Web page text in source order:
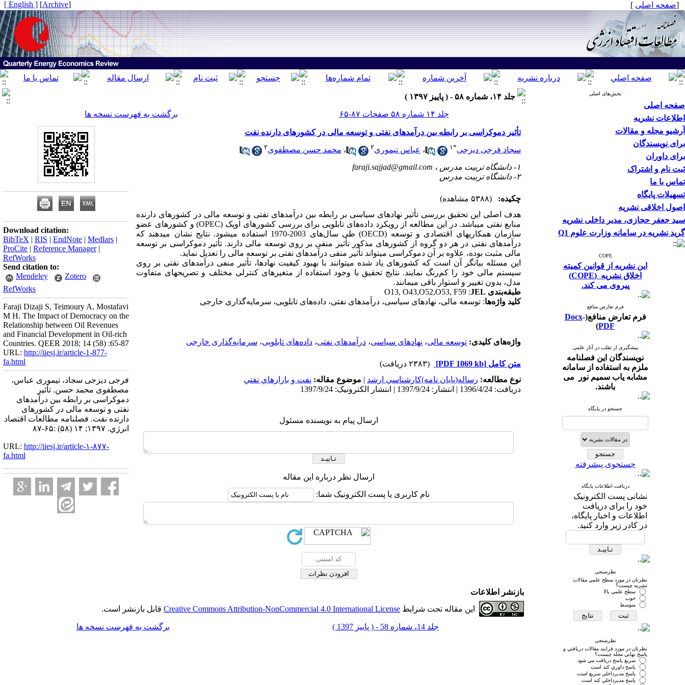
[صفحه اصلی ]
[
Archive
]
[ English ]
بخش‌های اصلی
صفحه اصلی
اطلاعات نشریه
آرشیو مجله و مقالات
برای نویسندگان
برای داوران
ثبت نام و اشتراک
تماس با ما
تسهیلات پایگاه
اصول اخلاقی نشریه
سید جعفر حجازی، مدیر داخلی نشریه
گرید نشریه در سامانه وزارت علوم Q1
COPE
این نشریه از قوانین کمیته
اخلاق نشریه (COPE)
پیروی می کند.
فرم تعارض منافع
فرم تعارض منافع( Docx-
PDF
)
پیشگیری از تقلب در آثار علمی
نویسندگان این فصلنامه
ملزم به استفاده از سامانه
مشابه یاب سمیم نور می
باشند.
جستجو در پایگاه
جستجوی پیشرفته
دریافت اطلاعات پایگاه
نشانی پست الکترونیک
خود را برای دریافت
اطلاعات و اخبار پایگاه،
در کادر زیر وارد کنید.
نظرسنجی
نظرتان در مورد سطح علمي مقالات
نشريه چيست؟
سطح علمي بالا
خوب
متوسط
نظرسنجی
نظرتان در مورد فرايند مقالات دريافتي و
پاسخ نهايي مجله چيست؟
سريع پاسخ دريافت مي شود
پاسخ داوري كند است
پاسخ مديرداخلي سريع است
پاسخ مديرداخلي كند است
جلد ۱۴، شماره ۵۸ - ( پاييز ۱۳۹۷ )
جلد ۱۴ شماره ۵۸ صفحات ۸۷-۶۵
برگشت به فهرست نسخه ها
تأثیر دموکراسی بر رابطه بین درآمدهای نفتی و توسعه مالی در کشورهای دارنده نفت
سجاد فرجی دیزجی*۱ ، عباس تیموری۲ ، محمد حسن مصطفوی۲
۱- دانشگاه تربیت مدرس ،
faraji.sajjad@gmail.com
۲- دانشگاه تربیت مدرس
چکیده:
(۵۳۸۸ مشاهده)
هدف اصلی این تحقیق بررسی تأثیر نهادهای سیاسی بر رابطه بین درآمد­های نفتی و توسعه مالی در کشورهای دارنده
منابع نفتی می­باشد. در این مطالعه از رویکرد داده‌های تابلویی برای بررسی کشورهای اوپک (OPEC) و کشورهای عضو
سازمان همکاری­های اقتصادی و توسعه (OECD
) طی سال‌های 2003-1970 استفاده می­شود. نتایج نشان می­دهند که
درآمدهای نفتی در هر دو گروه از کشورهای مذکور تأثیر منفی بر روی توسعه مالی دارند. تأثیر دموکراسی بر توسعه
مالی مثبت بوده، علاوه بر آن دموکراسی می­تواند تأثیر منفی درآمدهای نفتی بر توسعه مالی را تعدیل نماید.
این مسئله بیانگر آن است که کشورهای یاد شده می­توانند با بهبود کیفیت نهادها، تأثیر منفی درآمدهای نفتی بر روی
سیستم مالی خود را کم‌رنگ نمایند. نتایج تحقیق با وجود استفاده از متغیرهای کنترلی مختلف و تصریح­های متفاوت
مدل، بدون تغییر و استوار باقی می­مانند.
طبقه‌بندی JEL
:
F59
O13, O43,O52,O53,
کلید واژهها: توسعه مالی، نهادهای سیاسی، درآمدهای نفتی، داده‌های تابلویی، سرمایه‌گذاری خارجی
واژه‌های کلیدی: توسعه مالی، نهادهای سیاسی، درآمدهای نفتی، داده‌های تابلویی، سرمایه‌گذاری خارجی
متن کامل [PDF 1069 kb]
(۲۳۸۳ دریافت)
نوع مطالعه: رساله(پايان نامه)كارشناسي ارشد | موضوع مقاله: نفت و بازارهاي نفتي
دریافت: 1396/4/24 | انتشار: 1397/9/24 | انتشار الکترونیک: 1397/9/24
ارسال پیام به نویسنده مسئول
ارسال نظر درباره این مقاله
نام کاربری یا پست الکترونیک شما:
Download citation:
BibTeX | RIS | EndNote | Medlars |
ProCite | Reference Manager|
RefWorks
Send citation to:
Mendeley
Zotero
RefWorks
Faraji Dizaji S, Teimoury A, Mostafavi
M H. The Impact of Democracy on the
Relationship between Oil Revenues
and Financial Development in Oil-rich
Countries. QEER 2018; 14 (58) :65-87
URL: http://iiesj.ir/article-1-877-
fa.html
فرجی دیزجی سجاد، تیموری عباس،
مصطفوی محمد حسن. تأثیر
دموکراسی بر رابطه بین درآمدهای
نفتی و توسعه مالی در کشورهای
دارنده نفت. فصلنامه مطالعات اقتصاد
انرژي. ۱۳۹۷; ۱۴ (۵۸) :۶۵-۸۷
URL: http://iiesj.ir/article-۱-۸۷۷-
fa.html
بازنشر اطلاعات
این مقاله تحت شرایط Creative Commons Attribution-NonCommercial 4.0 International License قابل بازنشر است.
جلد 14، شماره 58 - ( پاييز 1397 ) برگشت به فهرست نسخه ها